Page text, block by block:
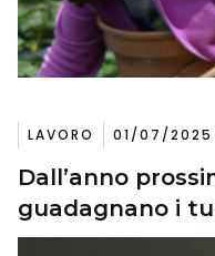
LAVORO 01/07/2025
Dall’anno
guadagnano i